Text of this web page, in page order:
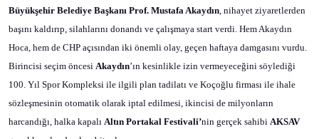
Büyükşehir Belediye Başkanı Prof. Mustafa Akaydın, nihayet ziyaretlerden
başını kaldırıp, silahlarını donandı ve çalışmaya start verdi. Hem Akaydın
Hoca, hem de CHP açısından iki önemli olay, geçen haftaya damgasını vurdu.
Birincisi seçim öncesi Akaydın’ın kesinlikle izin vermeyeceğini söylediği
100. Yıl Spor Kompleksi ile ilgili plan tadilatı ve Koçoğlu firması ile ihale
sözleşmesinin otomatik olarak iptal edilmesi, ikincisi de milyonların
harcandığı, halka kapalı Altın Portakal Festivali’nin gerçek sahibi AKSAV